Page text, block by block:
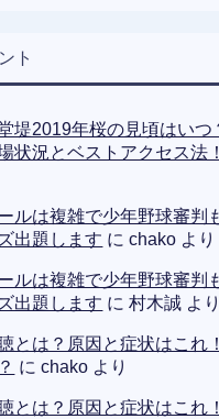
ト
堤2019年桜の見頃はいつ
状況とベストアクセス法！
ルは複雑で少年野球審判
出題します にchako より
ルは複雑で少年野球審判
出題します に村木誠 より
とは？原因と症状はこれ
にchako より
とは？原因と症状はこれ